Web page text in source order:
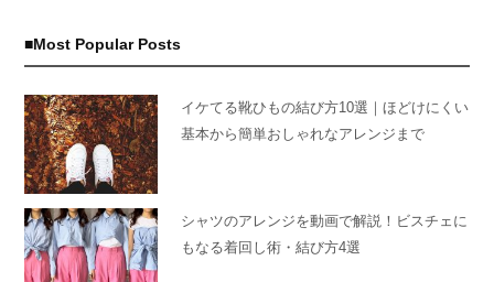
Most Popular Posts
イケてる靴ひもの結び方10選｜ほどけにくい
基本から簡単おしゃれなアレンジまで
シャツのアレンジを動画で解説！ビスチェに
もなる着回し術・結び方4選